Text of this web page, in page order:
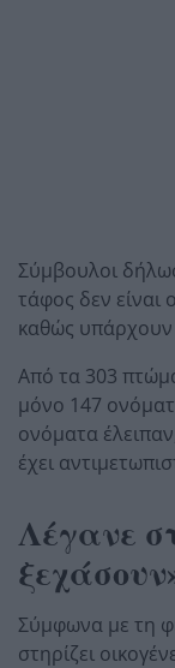
Σύμβουλοι
τάφος δεν είναι
καθώς υπάρχουν
Από τα 303
μόνο 147
ονόματα
έχει
Λέγανε
Σύμφωνα με τη
στηρίζει